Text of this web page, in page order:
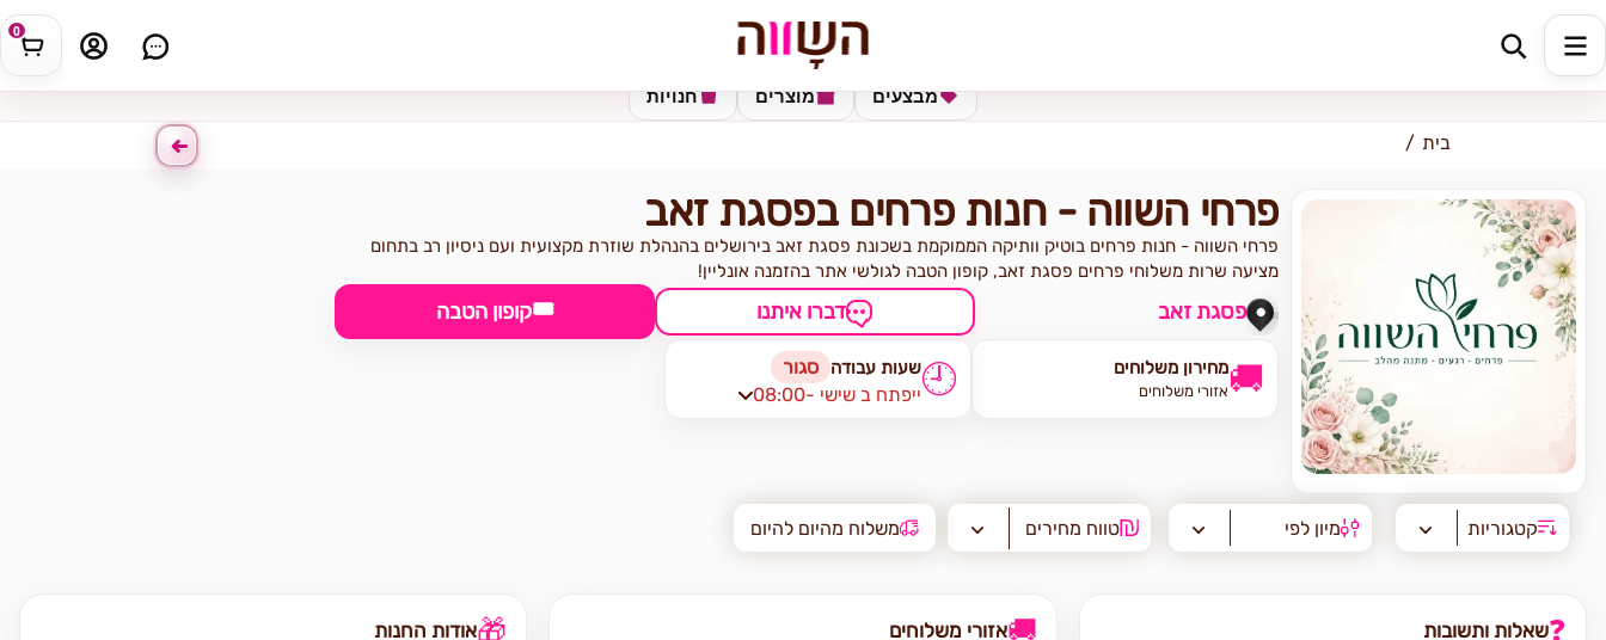
0 כתובת למשלוח
חנויות מוצרים מבצעים
בית
פרחי השווה - חנות פרחים בפסגת זאב
פרחי השווה - חנות פרחים בוטיק וותיקה הממוקמת בשכונת פסגת זאב בירושלים בהנהלת שוזרת מקצועית ועם ניסיון רב בתחום
מציעה שרות משלוחי פרחים פסגת זאב, קופון הטבה לגולשי אתר בהזמנה אונליין!
פסגת זאב דברו איתנו קופון הטבה🎟
מחירון משלוחים
אזורי משלוחים🚚 שעות עבודה
סגור
08:00- ייפתח ב שישי🕘
קטגוריות מיון לפי טווח מחירים משלוח מהיום להיום
❓שאלות ותשובות 🚚אזורי משלוחים 🎁אודות החנות